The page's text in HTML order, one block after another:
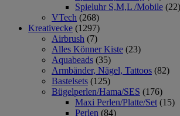
Spieluhr S,M,L /Mobile (22)
VTech (268)
Kreativecke (1297)
Airbrush (7)
Alles Könner Kiste (23)
Aquabeads (35)
Armbänder, Nägel, Tattoos (82)
Bastelsets (125)
Bügelperlen/Hama/SES (176)
Maxi Perlen/Platte/Set (15)
Perlen (84)